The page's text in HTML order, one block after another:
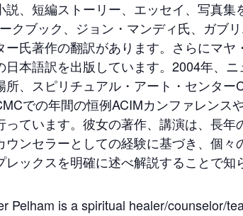
説、短編ストーリー、エッセイ、写真集
クブック、ジョン・マンディ氏、ガブ
ー氏著作の翻訳があります。さらにマ
日本語訳を出版しています。2004年、
所、スピリチュアル・アート・センタ
での年間の恒例ACIMカンファレンス
っています。彼女の著作、講演は、長
ウンセラーとしての経験に基づき、個
レックスを明確に述べ解説することで
Pelham is a spiritual healer/counselor/